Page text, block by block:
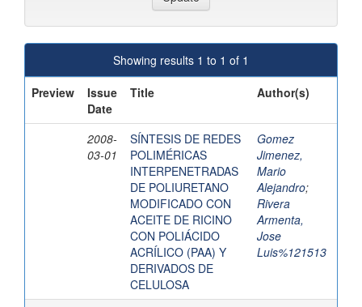
Showing results 1 to 1 of 1
Preview
Issue
Date
Title Author(s)
2008-
03-01
SÍNTESIS DE REDES
POLIMÉRICAS
INTERPENETRADAS
DE POLIURETANO
MODIFICADO CON
ACEITE DE RICINO
CON POLIÁCIDO
ACRÍLICO (PAA) Y
DERIVADOS DE
CELULOSA
Gomez
Jimenez,
Mario
Alejandro;
Rivera
Armenta,
Jose
Luis%121513